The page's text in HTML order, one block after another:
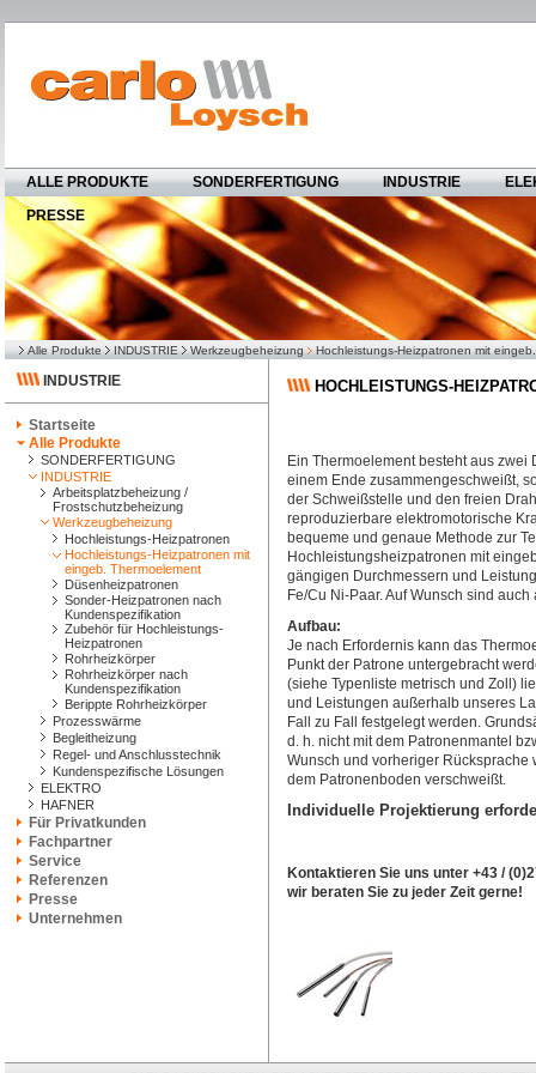
ALLE PRODUKTE SONDERFERTIGUNG INDUSTRIE
PRESSE
Alle Produkte INDUSTRIE Werkzeugbeheizung Hochleistungs-Heizpatronen mit
INDUSTRIE
Startseite
Alle Produkte
SONDERFERTIGUNG
INDUSTRIE
Arbeitsplatzbeheizung /
Frostschutzbeheizung
Werkzeugbeheizung
Hochleistungs-Heizpatronen
Hochleistungs-Heizpatronen mit
eingeb. Thermoelement
Düsenheizpatronen
Sonder-Heizpatronen nach
Kundenspezifikation
Zubehör für Hochleistungs-
Heizpatronen
Rohrheizkörper
Rohrheizkörper nach
Kundenspezifikation
Berippte Rohrheizkörper
Prozesswärme
Begleitheizung
Regel- und Anschlusstechnik
Kundenspezifische Lösungen
ELEKTRO
HAFNER
Für Privatkunden
Fachpartner
Service
Referenzen
Presse
Unternehmen
HOCHLEISTUNGS-
Ein Thermoelement besteht aus
einem Ende zusammengeschweißt,
der Schweißstelle und den freien
reproduzierbare elektromotorische
bequeme und genaue Methode zur
Hochleistungsheizpatronen mit
gängigen Durchmessern und
Fe/Cu Ni-Paar. Auf Wunsch sind
Aufbau:
Je nach Erfordernis kann das
Punkt der Patrone untergebracht
(siehe Typenliste metrisch und Zoll)
und Leistungen außerhalb unseres
Fall zu Fall festgelegt werden.
d. h. nicht mit dem Patronenmantel
Wunsch und vorheriger Rücksprache
dem Patronenboden verschweißt.
Individuelle Projektierung
Kontaktieren Sie uns unter +43 /
wir beraten Sie zu jeder Zeit gerne!